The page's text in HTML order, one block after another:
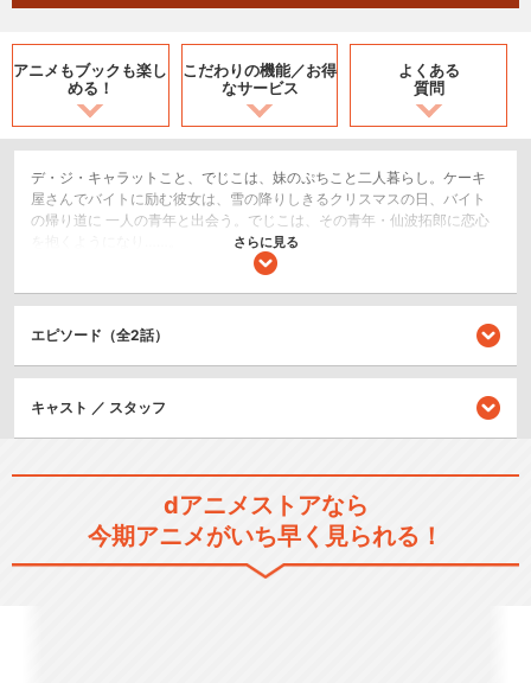
アニメもブックも楽し
める！
こだわりの機能／お得
なサービス
よくある
質問
デ・ジ・キャラットこと、でじこは、妹のぷちこと二人暮らし。ケーキ
屋さんでバイトに励む彼女は、雪の降りしきるクリスマスの日、バイト
の帰り道に 一人の青年と出会う。でじこは、その青年・仙波拓郎に恋心
恋愛/ラブコメ
シリーズ／関連のアニメ作品
令和のデ・ジ・キャラット
さらに見る
エピソード（全2話）
キャスト ／ スタッフ
dアニメストアなら
今期アニメがいち早く見られる！